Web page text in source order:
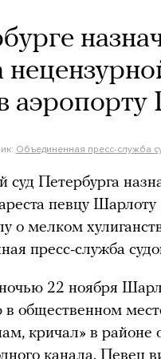
аэропорту
Объединенная пресс-служба
Петербурга
певцу
о мелком
пресс-служба
22 ноября
общественном
кричал» в районе
канала. Певец